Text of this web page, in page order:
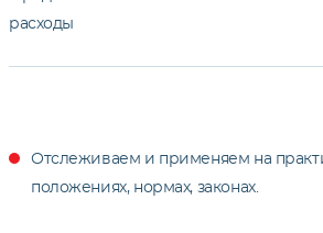
расходы
Отслеживаем и применяем на
положениях, нормах, законах.